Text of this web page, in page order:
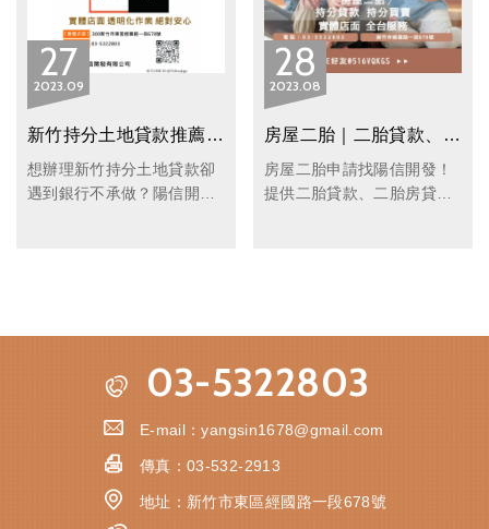
2709
2023
新竹持分土地貸款推薦｜陽信開發快速放款，持分土地也能靈活借款
想辦理新竹持分土地貸款卻
遇到銀行不承做？陽信開發
28
08
2023
房屋二胎｜二胎貸款、二胎房貸快速核貸｜持分房屋借款首選｜陽信開發
房屋二胎申請找陽信開發！
提供二胎貸款、二胎房貸及
03-5322803
E-mail：yangsin1678@gmail.com
傳真：03-532-2913
地址： 新竹市東區經國路一段678號